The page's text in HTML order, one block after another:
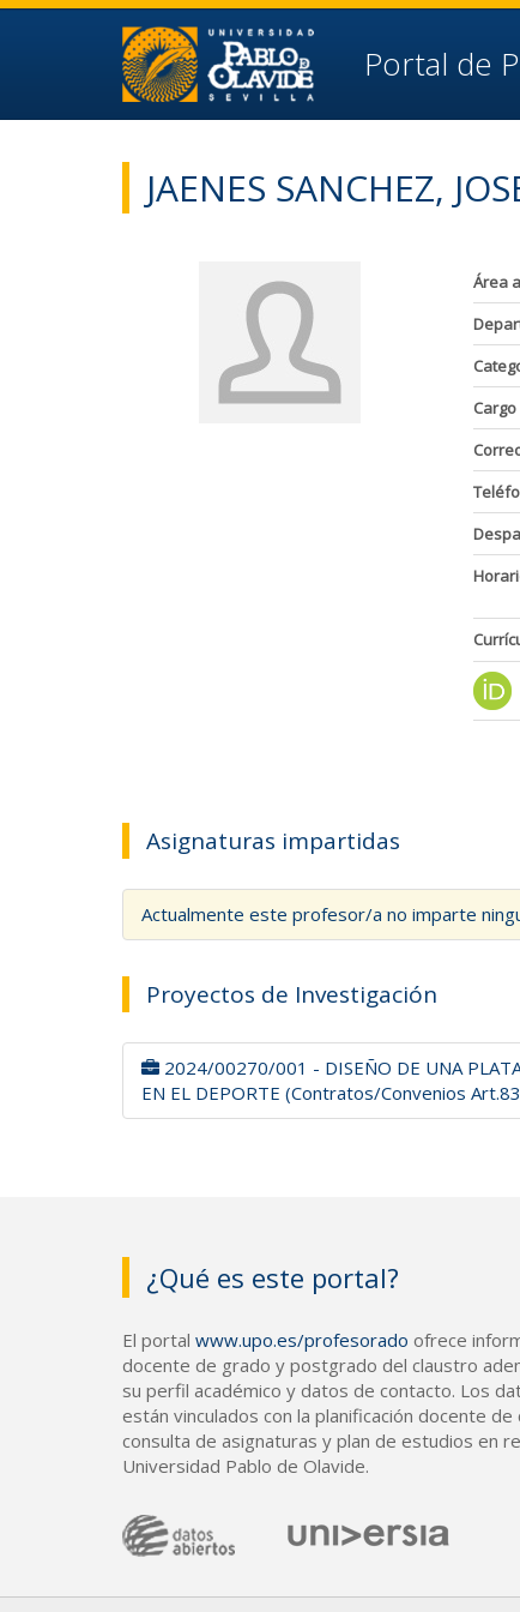
Ir al contenido principal de la página (alt + s)
Ir a la cabecera de la página (alt + c)
Ir al pie de la página (alt + p)
Ir al menú principal (alt + u)
Portal de
JAENES SANCHEZ,
Área
Asignaturas impartidas
Actualmente este profesor/a no imparte
Proyectos de Investigación
2024/00270/001 - DISEÑO DE UNA
EN EL DEPORTE (Contratos/Convenios
¿Qué es este portal?
El portal www.upo.es/profesorado ofrece
docente de grado y postgrado del claustro
su perfil académico y datos de contacto. Los
están vinculados con la planificación docente
consulta de asignaturas y plan de estudios en
Universidad Pablo de Olavide.